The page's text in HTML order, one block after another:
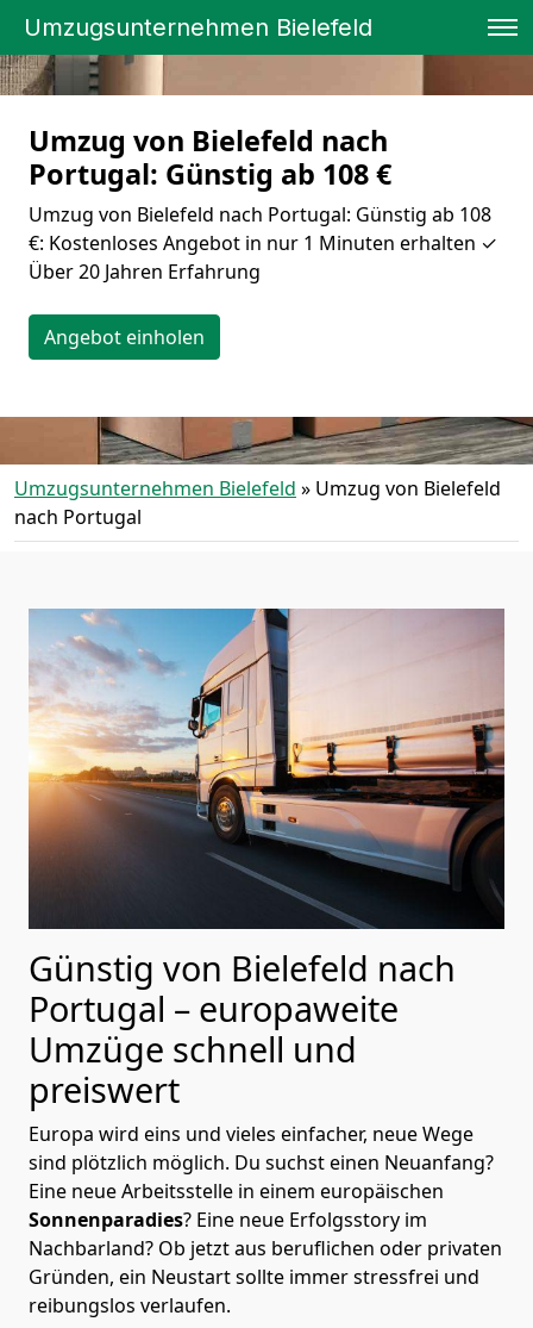
Umzugsunternehmen Bielefeld
Umzug von Bielefeld nach
Portugal: Günstig ab 108 €
Umzug von Bielefeld nach Portugal: Günstig ab 108
€: Kostenloses Angebot in nur 1 Minuten erhalten ✓
Über 20 Jahren Erfahrung
Angebot einholen
Umzugsunternehmen Bielefeld » Umzug von Bielefeld
nach Portugal
Günstig von Bielefeld nach
Portugal – europaweite
Umzüge schnell und
preiswert
Europa wird eins und vieles einfacher, neue Wege
sind plötzlich möglich. Du suchst einen Neuanfang?
Eine neue Arbeitsstelle in einem europäischen
Sonnenparadies? Eine neue Erfolgsstory im
Nachbarland? Ob jetzt aus beruflichen oder privaten
Gründen, ein Neustart sollte immer stressfrei und
reibungslos verlaufen.